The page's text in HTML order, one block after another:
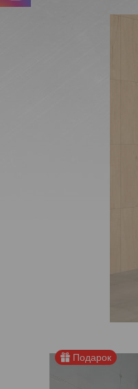
Подарок